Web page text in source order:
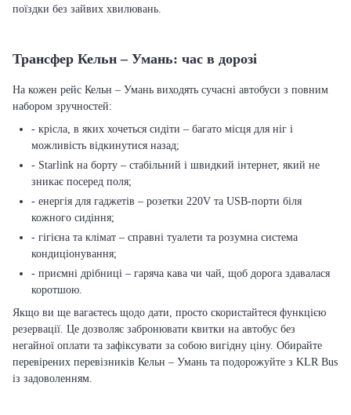
поїздки без зайвих хвилювань.
Трансфер Кельн – Умань: час в дорозі
На кожен рейс Кельн – Умань виходять сучасні автобуси з повним
набором зручностей:
- крісла, в яких хочеться сидіти – багато місця для ніг і
можливість відкинутися назад;
- Starlink на борту – стабільний і швидкий інтернет, який не
зникає посеред поля;
- енергія для гаджетів – розетки 220V та USB-порти біля
кожного сидіння;
- гігієна та клімат – справні туалети та розумна система
кондиціонування;
- приємні дрібниці – гаряча кава чи чай, щоб дорога здавалася
коротшою.
Якщо ви ще вагаєтесь щодо дати, просто скористайтеся функцією
резервації. Це дозволяє забронювати квитки на автобус без
негайної оплати та зафіксувати за собою вигідну ціну. Обирайте
перевірених перевізників Кельн – Умань та подорожуйте з KLR Bus
із задоволенням.